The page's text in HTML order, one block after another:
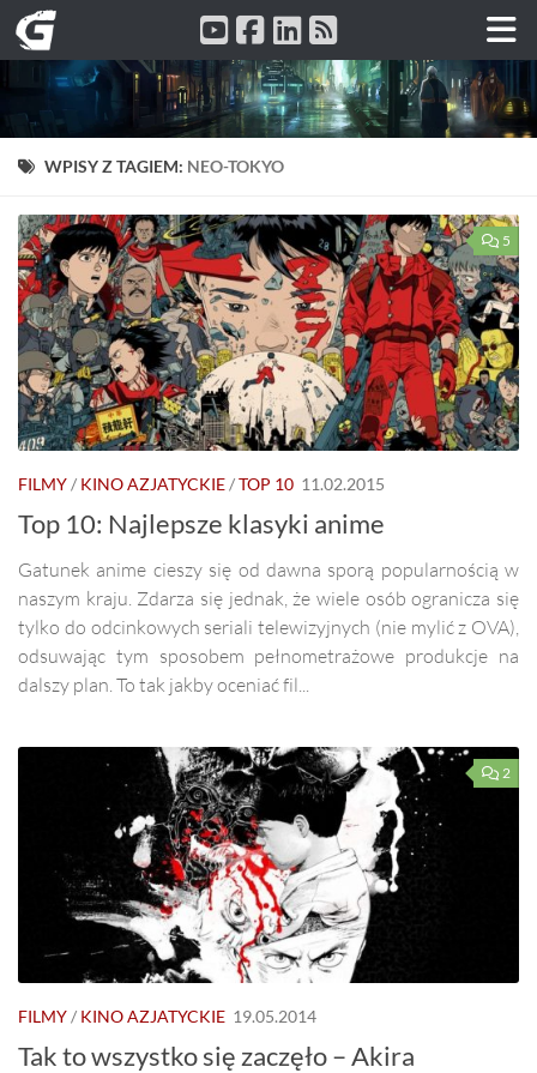
Przeskocz do treści
WPISY Z TAGIEM: NEO-TOKYO
5
FILMY/ KINO AZJATYCKIE/TOP 10 11.02.2015
Top 10: Najlepsze klasyki anime
Gatunek anime cieszy się od dawna sporą popularnością w
naszym kraju. Zdarza się jednak, że wiele osób ogranicza się
tylko do odcinkowych seriali telewizyjnych (nie mylić z OVA),
odsuwając tym sposobem pełnometrażowe produkcje na
dalszy plan. To tak jakby oceniać fil...
2
FILMY/ KINO AZJATYCKIE 19.05.2014
Tak to wszystko się zaczęło – Akira